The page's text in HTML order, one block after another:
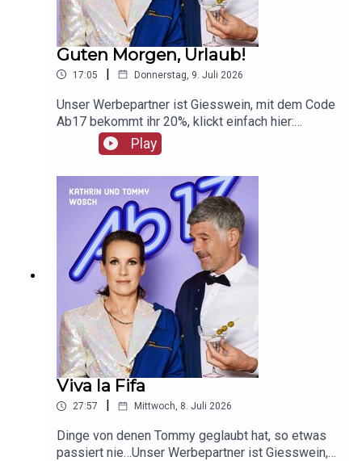
Guten Morgen, Urlaub!
17:05 | Donnerstag, 9. Juli 2026
Unser Werbepartner ist Giesswein, mit dem Code
Ab17 bekommt ihr 20%, klickt einfach hier:
https://serv.linkster.co/r/1qdkaSnEW5
Play
Viva la Fifa
27:57 | Mittwoch, 8. Juli 2026
Dinge von denen Tommy geglaubt hat, so etwas
passiert nie…Unser Werbepartner ist Giesswein,